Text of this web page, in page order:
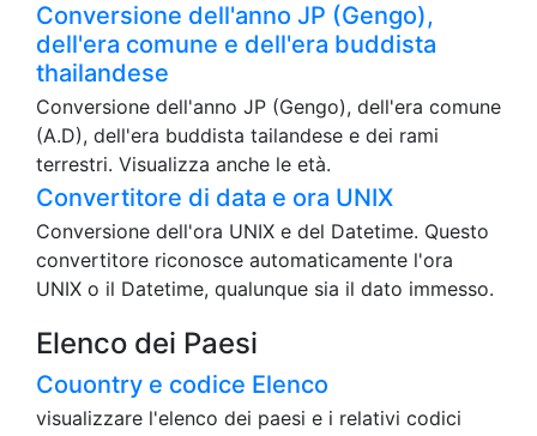
Conversione dell'anno JP (Gengo),
dell'era comune e dell'era buddista
thailandese
Conversione dell'anno JP (Gengo), dell'era comune
(A.D), dell'era buddista tailandese e dei rami
terrestri. Visualizza anche le età.
Convertitore di data e ora UNIX
Conversione dell'ora UNIX e del Datetime. Questo
convertitore riconosce automaticamente l'ora
UNIX o il Datetime, qualunque sia il dato immesso.
Elenco dei Paesi
Couontry e codice Elenco
visualizzare l'elenco dei paesi e i relativi codici